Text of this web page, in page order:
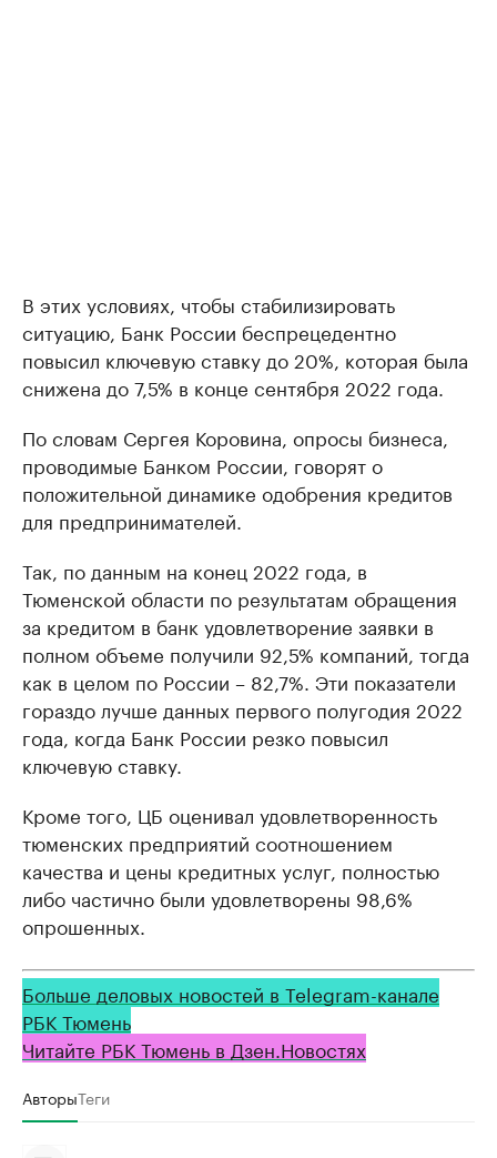
В этих условиях, чтобы стабилизировать
ситуацию, Банк России беспрецедентно
повысил ключевую ставку до 20%, которая была
снижена до 7,5% в конце сентября 2022 года.
По словам Сергея Коровина, опросы бизнеса,
проводимые Банком России, говорят о
положительной динамике одобрения кредитов
для предпринимателей.
Так, по данным на конец 2022 года, в
Тюменской области по результатам обращения
за кредитом в банк удовлетворение заявки в
полном объеме получили 92,5% компаний, тогда
как в целом по России – 82,7%. Эти показатели
гораздо лучше данных первого полугодия 2022
года, когда Банк России резко повысил
ключевую ставку.
Кроме того, ЦБ оценивал удовлетворенность
тюменских предприятий соотношением
качества и цены кредитных услуг, полностью
либо частично были удовлетворены 98,6%
опрошенных.
Больше деловых новостей в Telegram-канале
РБК Тюмень
Читайте РБК Тюмень в Дзен.Новостях
АвторыТеги